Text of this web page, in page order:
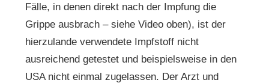
Fälle, in denen direkt nach der Impfung die
Grippe ausbrach – siehe Video oben), ist der
hierzulande verwendete Impfstoff nicht
ausreichend getestet und beispielsweise in den
USA nicht einmal zugelassen. Der Arzt und